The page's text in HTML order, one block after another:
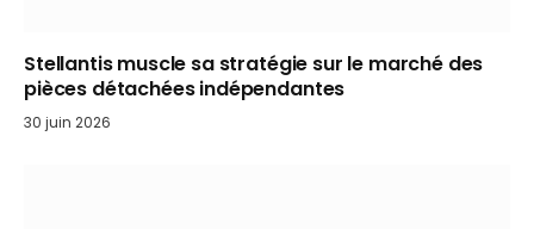
Stellantis muscle sa stratégie sur le marché des
pièces détachées indépendantes
30 juin 2026